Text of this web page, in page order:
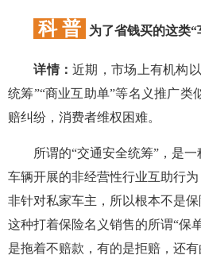
科 普 为了省钱买的这类“
详情：近期，市场上有机构
统筹”“商业互助单”等名义推广类
赔纠纷，消费者维权困难。
所谓的“交通安全统筹”，是一
车辆开展的非经营性行业互助行
非针对私家车主，所以根本不是保
这种打着保险名义销售的所谓“保
是拖着不赔款，有的是拒赔，还有